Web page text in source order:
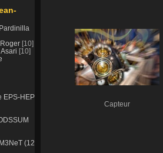
[10]
[10]
EPS-HEP
(12
Capteur